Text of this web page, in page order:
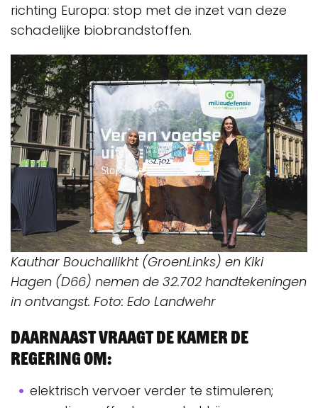
richting Europa: stop met de inzet van deze
schadelijke biobrandstoffen.
Kauthar Bouchallikht (GroenLinks) en Kiki
Hagen (D66) nemen de 32.702 handtekeningen
in ontvangst. Foto: Edo Landwehr
Daarnaast vraagt de Kamer de
regering om:
elektrisch vervoer verder te stimuleren;